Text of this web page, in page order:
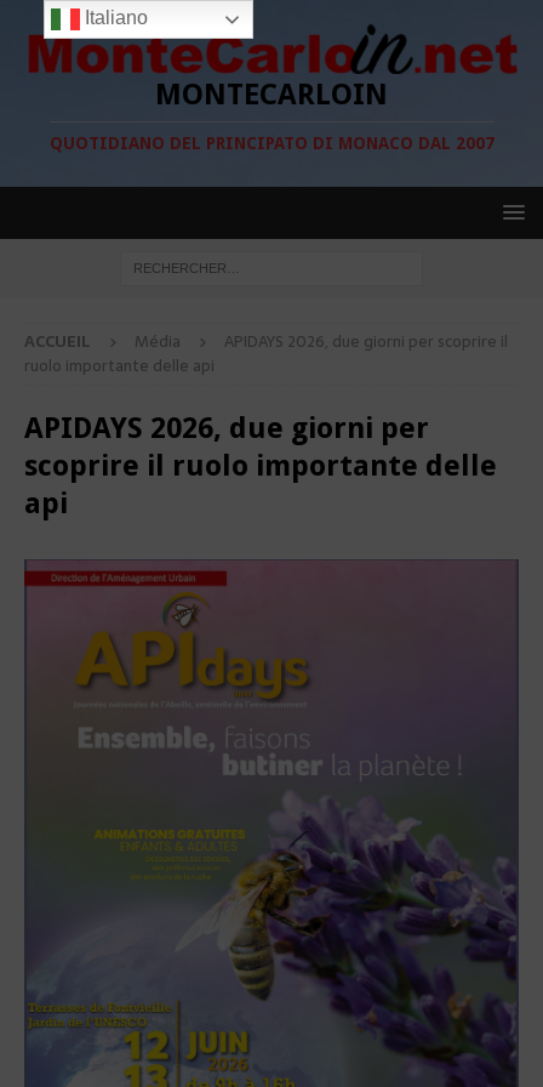
MONTECARLOIN
QUOTIDIANO DEL PRINCIPATO DI MONACO DAL 2007
ACCUEIL Média
APIDAYS 2026, due giorni per scoprire il
ruolo importante delle api
APIDAYS 2026, due giorni per
scoprire il ruolo importante delle
api
Italiano